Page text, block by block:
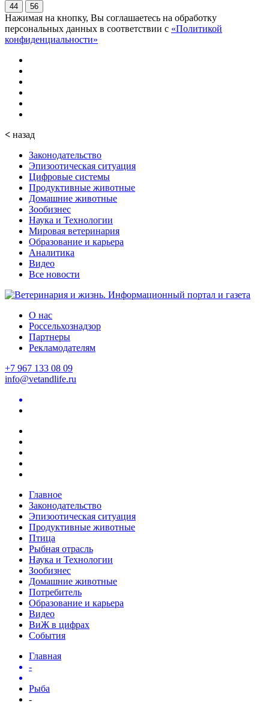
44 56
Нажимая на кнопку, Вы соглашаетесь на обработку
персональных данных в соответствии с «Политикой
конфиденциальности»
< назад
Законодательство
Эпизоотическая ситуация
Цифровые системы
Продуктивные животные
Домашние животные
Зообизнес
Наука и Технологии
Мировая ветеринария
Образование и карьера
Аналитика
Видео
Все новости
О нас
Россельхознадзор
Партнеры
Рекламодателям
+7 967 133 08 09
info@vetandlife.ru
Главное
Законодательство
Эпизоотическая ситуация
Продуктивные животные
Птица
Рыбная отрасль
Наука и Технологии
Зообизнес
Домашние животные
Потребитель
Образование и карьера
Видео
ВиЖ в цифрах
События
Главная
-
Рыба
-